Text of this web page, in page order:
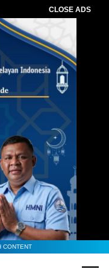
CLOSE ADS
CONTENT